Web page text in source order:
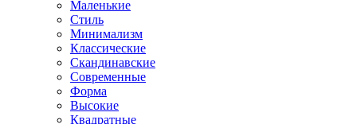
Маленькие
Стиль
Минимализм
Классические
Скандинавские
Современные
Форма
Высокие
Квадратные